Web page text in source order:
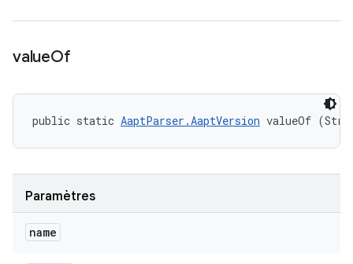
valueOf
public static AaptParser.AaptVersion valueOf
Paramètres
name